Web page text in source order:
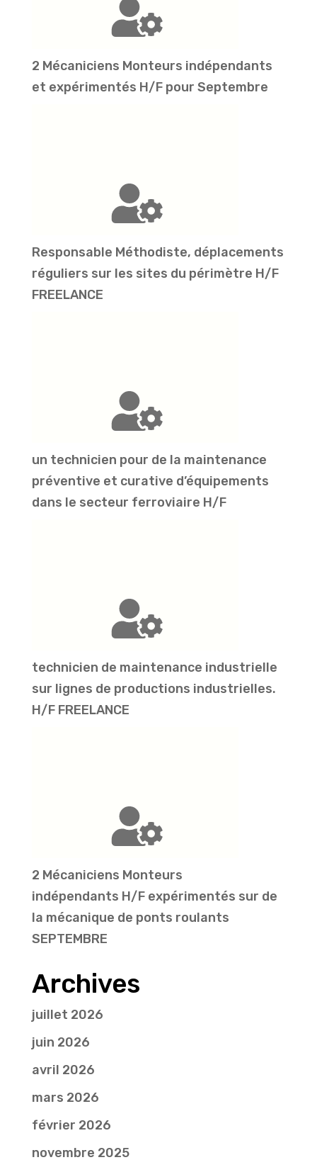
2 Mécaniciens Monteurs indépendants
et expérimentés H/F pour Septembre
Responsable Méthodiste, déplacements
réguliers sur les sites du périmètre H/F
FREELANCE
un technicien pour de la maintenance
préventive et curative d’équipements
dans le secteur ferroviaire H/F
technicien de maintenance industrielle
sur lignes de productions industrielles.
H/F FREELANCE
2 Mécaniciens Monteurs
indépendants H/F expérimentés sur de
la mécanique de ponts roulants
SEPTEMBRE
Archives
juillet 2026
juin 2026
avril 2026
mars 2026
février 2026
novembre 2025